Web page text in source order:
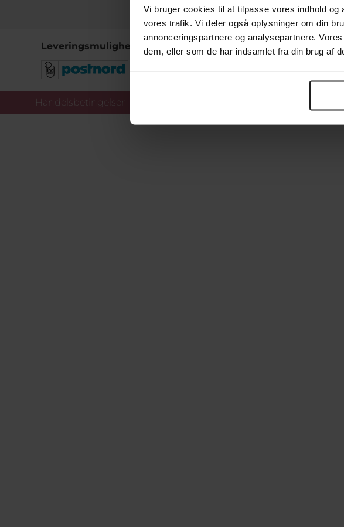
Vi bruger cookies til at tilpasse vores indhold
vores trafik. Vi deler også oplysninger om din
annonceringspartnere og analysepartnere.
dem, eller som de har indsamlet fra din brug af
Leveringsmuligheder
Handelsbetingelser